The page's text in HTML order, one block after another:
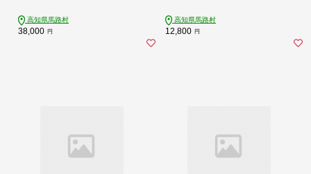
高知県馬路村
38,000 円
高知県馬路村
12,800 円